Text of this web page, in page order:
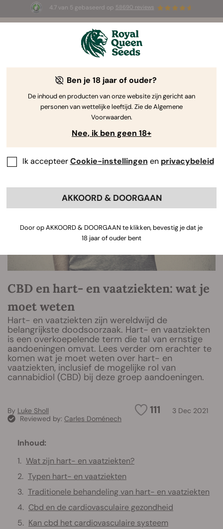
4.7 van 5 gebaseerd op 58690 reviews
1+1 GRATIS- Tijdelijke aanbieding
2d 8h 54m 21s
The RQS Blog
Cannabis Lifestyle Blogs
CBD en hart- en vaatziekten: wat je
moet weten
Hart- en vaatziekten zijn wereldwijd de
belangrijkste doodsoorzaak. Hart- en vaatziekten
is een overkoepelende term die tal van ernstige
aandoeningen omvat. Lees verder om erachter te
komen wat je moet weten over hart- en
vaatziekten, inclusief de mogelijke rol van
cannabidiol (CBD) bij deze groep aandoeningen.
111 3 Dec 2021
By Luke Sholl
Reviewed by: Carles Doménech
Inhoud:
Wat zijn hart- en vaatziekten?
Typen hart- en vaatziekten
Traditionele behandeling van hart- en vaatziekten
Cbd en de cardiovasculaire gezondheid
Kan cbd het cardiovasculaire systeem
Ben je 18 jaar of ouder?
De inhoud en producten van onze website zijn gericht aan
personen van wettelijke leeftijd. Zie de Algemene
Voorwaarden.
Nee, ik ben geen 18+
Ik accepteerCookie-instellingen en privacybeleid
AKKOORD & DOORGAAN
Door op AKKOORD & DOORGAAN te klikken, bevestig je dat je
18 jaar of ouder bent